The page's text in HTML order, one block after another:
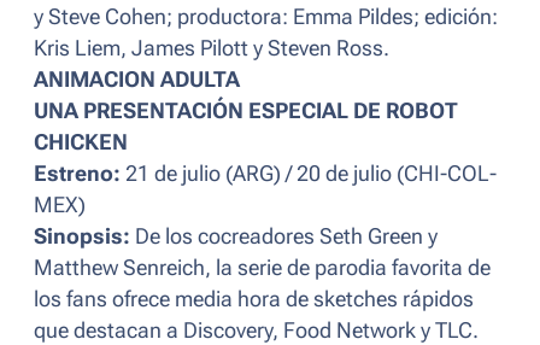
y Steve Cohen; productora: Emma Pildes; edición:
Kris Liem, James Pilott y Steven Ross.
ANIMACION ADULTA
UNA PRESENTACIÓN ESPECIAL DE ROBOT
CHICKEN
Estreno: 21 de julio (ARG) / 20 de julio (CHI-COL-
MEX)
Sinopsis: De los cocreadores Seth Green y
Matthew Senreich, la serie de parodia favorita de
los fans ofrece media hora de sketches rápidos
que destacan a Discovery, Food Network y TLC.